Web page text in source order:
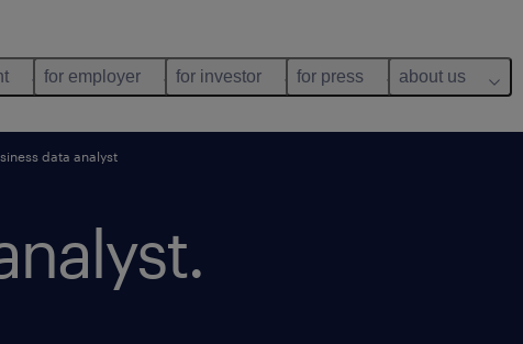
for employer for investor for press about us
data analyst
.